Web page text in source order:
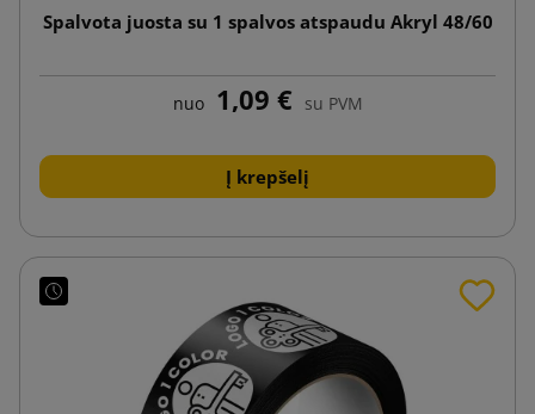
Spalvota juosta su 1 spalvos atspaudu Akryl 48/60
nuo 1,09 € su PVM
Į krepšelį